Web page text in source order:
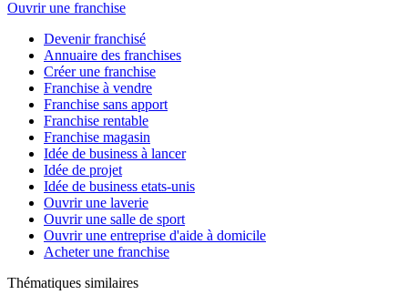
Ouvrir une franchise
Devenir franchisé
Annuaire des franchises
Créer une franchise
Franchise à vendre
Franchise sans apport
Franchise rentable
Franchise magasin
Idée de business à lancer
Idée de projet
Idée de business etats-unis
Ouvrir une laverie
Ouvrir une salle de sport
Ouvrir une entreprise d'aide à domicile
Acheter une franchise
Thématiques similaires